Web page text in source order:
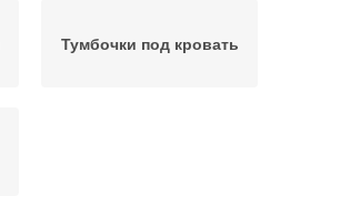
Тумбочки под кровать